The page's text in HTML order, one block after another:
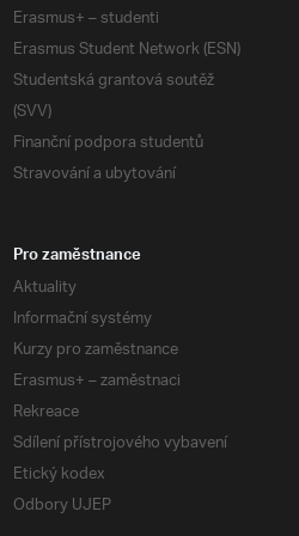
Erasmus+ – studenti
Erasmus Student Network (ESN)
Studentská grantová soutěž
(SVV)
Finanční podpora studentů
Stravování a ubytování
Pro zaměstnance
Aktuality
Informační systémy
Kurzy pro zaměstnance
Erasmus+ – zaměstnaci
Rekreace
Sdílení přístrojového vybavení
Etický kodex
Odbory UJEP